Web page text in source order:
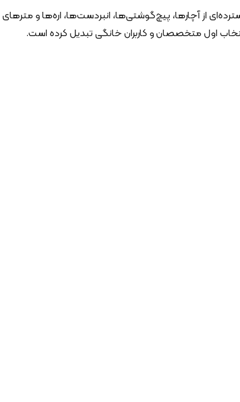
از آچارها، پیچ‌گوشتی‌ها، انبردست‌ها، اره‌ها و مترهای
اول متخصصان و کاربران خانگی تبدیل کرده است.